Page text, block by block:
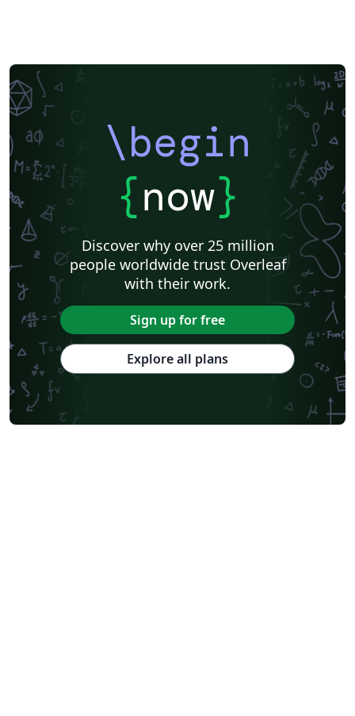
\begin
{now}
Discover why over 25 million
people worldwide trust Overleaf
with their work.
Sign up for free
Explore all plans